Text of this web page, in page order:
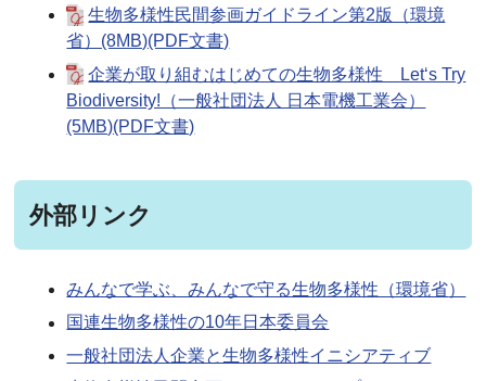
生物多様性民間参画ガイドライン第2版（環境
省）(8MB)(PDF文書)
企業が取り組むはじめての生物多様性 Let‘s Try
Biodiversity!（一般社団法人 日本電機工業会）
(5MB)(PDF文書)
外部リンク
みんなで学ぶ、みんなで守る生物多様性（環境省）
国連生物多様性の10年日本委員会
一般社団法人企業と生物多様性イニシアティブ